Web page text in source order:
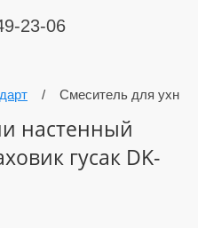
23-06
/ Смеситель для ухни
настенный
гусак DK-